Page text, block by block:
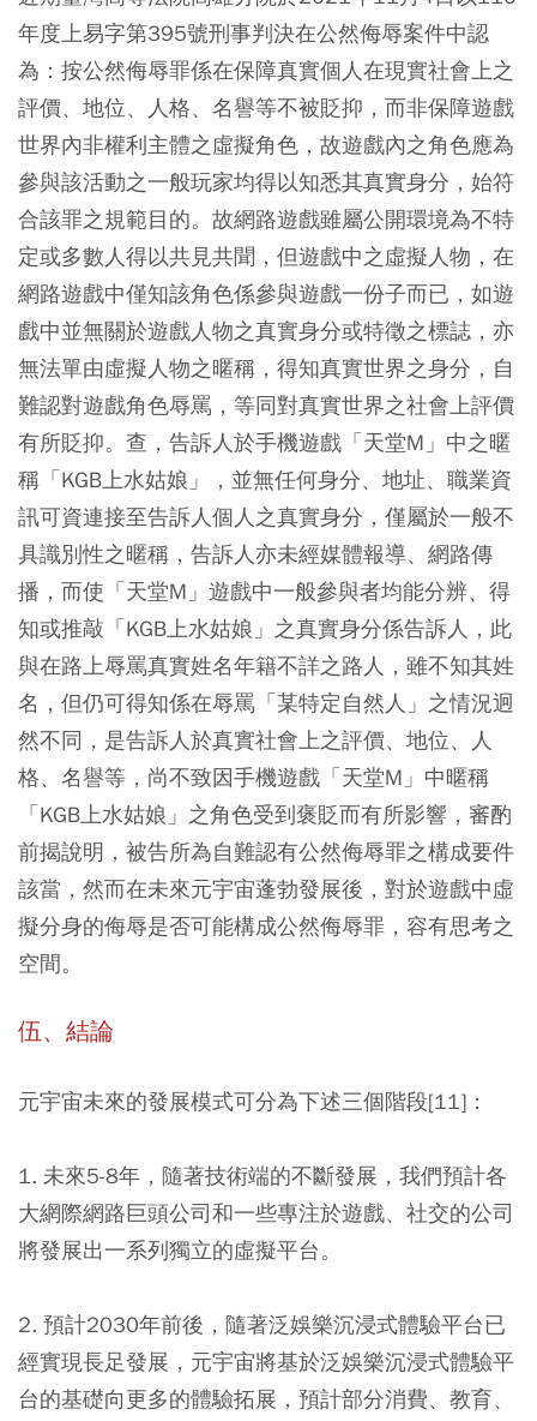
年度上易字第395號刑事判決在公然侮辱案件中認
為：按公然侮辱罪係在保障真實個人在現實社會上之
評價、地位、人格、名譽等不被貶抑，而非保障遊戲
世界內非權利主體之虛擬角色，故遊戲內之角色應為
參與該活動之一般玩家均得以知悉其真實身分，始符
合該罪之規範目的。故網路遊戲雖屬公開環境為不特
定或多數人得以共見共聞，但遊戲中之虛擬人物，在
網路遊戲中僅知該角色係參與遊戲一份子而已，如遊
戲中並無關於遊戲人物之真實身分或特徵之標誌，亦
無法單由虛擬人物之暱稱，得知真實世界之身分，自
難認對遊戲角色辱罵，等同對真實世界之社會上評價
有所貶抑。查，告訴人於手機遊戲「天堂M」中之暱
稱「KGB上水姑娘」，並無任何身分、地址、職業資
訊可資連接至告訴人個人之真實身分，僅屬於一般不
具識別性之暱稱，告訴人亦未經媒體報導、網路傳
播，而使「天堂M」遊戲中一般參與者均能分辨、得
知或推敲「KGB上水姑娘」之真實身分係告訴人，此
與在路上辱罵真實姓名年籍不詳之路人，雖不知其姓
名，但仍可得知係在辱罵「某特定自然人」之情況迥
然不同，是告訴人於真實社會上之評價、地位、人
格、名譽等，尚不致因手機遊戲「天堂M」中暱稱
「KGB上水姑娘」之角色受到褒貶而有所影響，審酌
前揭說明，被告所為自難認有公然侮辱罪之構成要件
該當，然而在未來元宇宙蓬勃發展後，對於遊戲中虛
擬分身的侮辱是否可能構成公然侮辱罪，容有思考之
空間。
伍、結論
元宇宙未來的發展模式可分為下述三個階段[11]：
1. 未來5-8年，隨著技術端的不斷發展，我們預計各
大網際網路巨頭公司和一些專注於遊戲、社交的公司
將發展出一系列獨立的虛擬平台。
2. 預計2030年前後，隨著泛娛樂沉浸式體驗平台已
經實現長足發展，元宇宙將基於泛娛樂沉浸式體驗平
台的基礎向更多的體驗拓展，預計部分消費、教育、